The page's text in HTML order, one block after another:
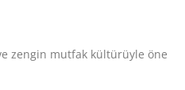
zengin mutfak kültürüyle öne